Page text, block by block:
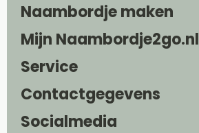
Naambordje maken
Mijn Naambordje2go.nl
Service
Contactgegevens
Socialmedia